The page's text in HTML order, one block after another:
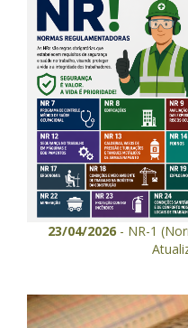
23/04/2026 - NR-1